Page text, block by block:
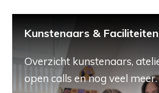
Kunstenaars & Faciliteiten
Overzicht kunstenaars,
open calls en nog veel meer.